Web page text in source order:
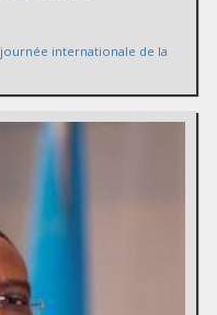
journée internationale de la